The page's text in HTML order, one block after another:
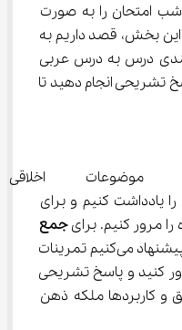
شب امتحان را به صورت
بخش، قصد داریم به
درس به درس عربی
تشریحی انجام دهید تا
یادداشت کنیم و برای
جمع
، پیشنهاد می‌کنیم تمرینات
کنید و پاسخ تشریحی
و کاربردها ملکه ذهن